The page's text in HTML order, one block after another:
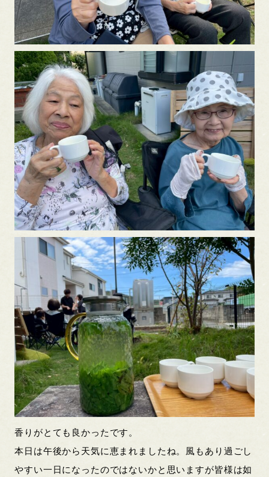
香りがとても良かったです。
本日は午後から天気に恵まれましたね。風もあり過ごし
やすい一日になったのではないかと思いますが皆様は如